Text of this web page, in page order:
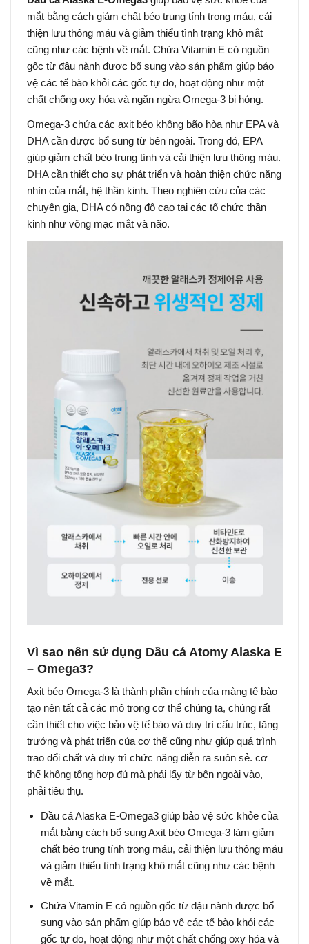
mắt bằng cách giảm chất béo trung tính trong máu, cải
thiện lưu thông máu và giảm thiểu tình trạng khô mắt
cũng như các bệnh về mắt. Chứa Vitamin E có nguồn
gốc từ đậu nành được bổ sung vào sản phẩm giúp bảo
vệ các tế bào khỏi các gốc tự do, hoạt động như một
chất chống oxy hóa và ngăn ngừa Omega-3 bị hỏng.
Omega-3 chứa các axit béo không bão hòa như EPA và
DHA cần được bổ sung từ bên ngoài. Trong đó, EPA
giúp giảm chất béo trung tính và cải thiện lưu thông máu.
DHA cần thiết cho sự phát triển và hoàn thiện chức năng
nhìn của mắt, hệ thần kinh. Theo nghiên cứu của các
chuyên gia, DHA có nồng độ cao tại các tổ chức thần
kinh như võng mạc mắt và não.
Vì sao nên sử dụng Dầu cá Atomy Alaska E
– Omega3?
Axit béo Omega-3 là thành phần chính của màng tế bào
tạo nên tất cả các mô trong cơ thể chúng ta, chúng rất
cần thiết cho việc bảo vệ tế bào và duy trì cấu trúc, tăng
trưởng và phát triển của cơ thể cũng như giúp quá trình
trao đổi chất và duy trì chức năng diễn ra suôn sẻ. cơ
thể không tổng hợp đủ mà phải lấy từ bên ngoài vào,
phải tiêu thụ.
Dầu cá Alaska E-Omega3 giúp bảo vệ sức khỏe của
mắt bằng cách bổ sung Axit béo Omega-3 làm giảm
chất béo trung tính trong máu, cải thiện lưu thông máu
và giảm thiểu tình trạng khô mắt cũng như các bệnh
về mắt.
Chứa Vitamin E có nguồn gốc từ đậu nành được bổ
sung vào sản phẩm giúp bảo vệ các tế bào khỏi các
gốc tự do, hoạt động như một chất chống oxy hóa và